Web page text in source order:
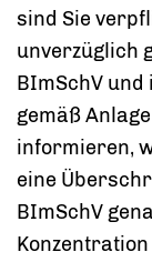
sind Sie
unverzüglich
BImSchV
gemäß
informieren,
eine
BImSchV